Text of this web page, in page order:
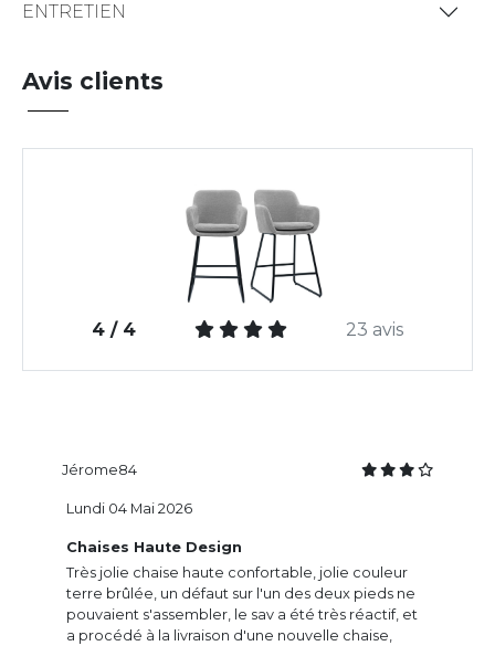
ENTRETIEN
Avis clients
4 / 4 23 avis
Jérome84
Chaises Haute Design
Très jolie chaise haute confortable, jolie couleur
terre brûlée, un défaut sur l'un des deux pieds ne
pouvaient s'assembler, le sav a été très réactif, et
a procédé à la livraison d'une nouvelle chaise,
Lundi 04 Mai 2026